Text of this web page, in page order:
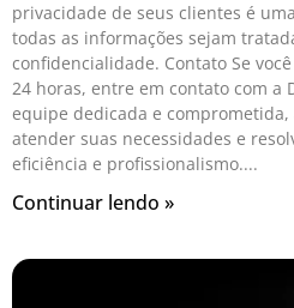
privacidade de seus clientes é
todas as informações sejam
confidencialidade. Contato Se
24 horas, entre em contato com a
equipe dedicada e
atender suas necessidades e
eficiência e profissionalismo.
Continuar lendo »